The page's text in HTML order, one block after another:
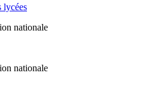
lycées
nationale
nationale